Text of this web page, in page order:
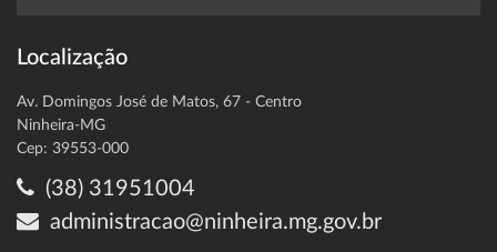
Localização
Av. Domingos José de Matos, 67 - Centro
Ninheira-MG
Cep: 39553-000
(38) 31951004
administracao@ninheira.mg.gov.br